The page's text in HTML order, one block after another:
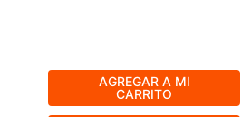
AGREGAR A MI
CARRITO
-cut